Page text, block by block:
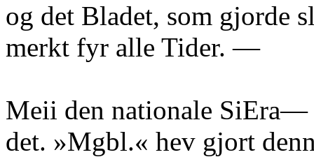
og det Bladet, som gjorde
merkt fyr alle Tider. —
Meii den nationale SiEra—
det. »Mgbl.« hev gjort